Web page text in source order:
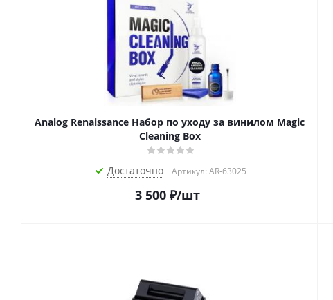
Analog Renaissance Набор по уходу за винилом Magic
Cleaning Box
Достаточно Артикул: AR-63025
3 500₽/шт